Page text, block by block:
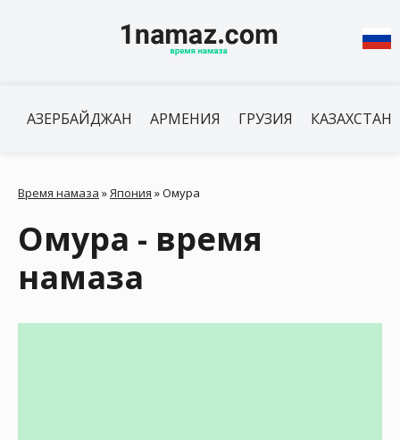
АЗЕРБАЙДЖАН АРМЕНИЯ ГРУЗИЯ КАЗАХСТАН
Время намаза »Япония »Омура
Омура - время
намаза